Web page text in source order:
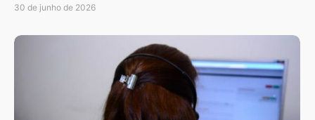
30 de junho de 2026